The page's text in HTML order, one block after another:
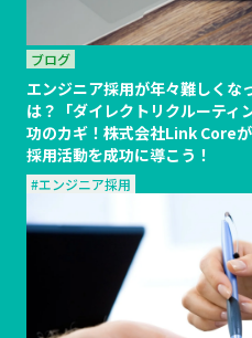
ブログ
エンジニア採用が年々難しくな
は？「ダイレクトリクルーティ
功のカギ！株式会社Link Core
採用活動を成功に導こう！
#エンジニア採用